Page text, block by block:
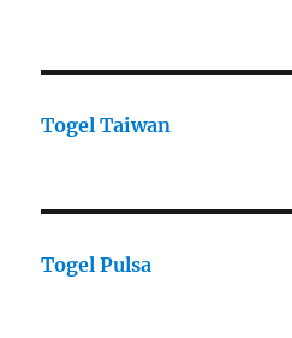
Togel Taiwan
Togel Pulsa